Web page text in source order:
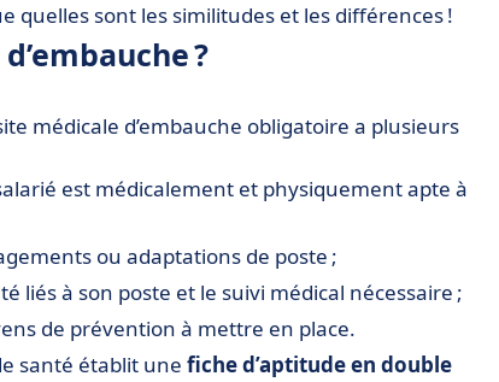
quelles sont les similitudes et les différences !
?
médicale d’embauche obligatoire a plusieurs
est médicalement et physiquement apte à
ou adaptations de poste ;
liés à son poste et le suivi médical nécessaire ;
de prévention à mettre en place.
santé établit une fiche d’aptitude en double